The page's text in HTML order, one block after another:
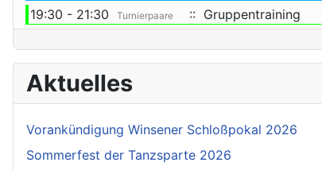
19:30 - 21:30
Turnierpaare :: Gruppentraining
Aktuelles
Vorankündigung Winsener Schloßpokal 2026
Sommerfest der Tanzsparte 2026